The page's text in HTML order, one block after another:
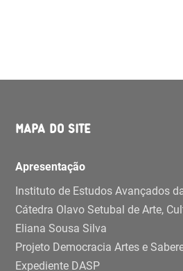
MAPA DO SITE
Apresentação
Instituto de Estudos Avançados
Cátedra Olavo Setubal de Arte,
Eliana Sousa Silva
Projeto Democracia Artes e
Expediente DASP